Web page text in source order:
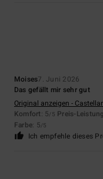
Moises7. Juni 2026
Das gefällt mir sehr gut
Original anzeigen -
Komfort: 5/5 Preis-
Farbe: 5/5
Ich empfehle dieses